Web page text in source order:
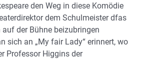
den Weg in diese Komödie
dem Schulmeister dfas
auf der Bühne beizubringen
sich an „My fair Lady“ erinnert, wo
Professor Higgins der